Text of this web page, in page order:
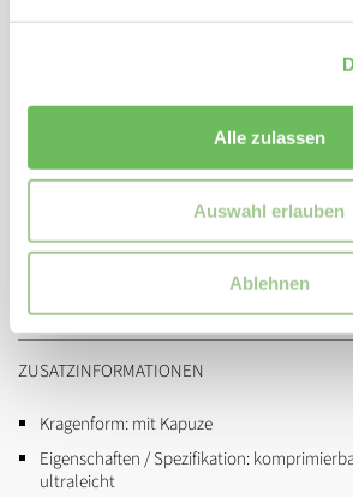
Alle zulassen
Auswahl erlauben
Ablehnen
Seiteneinsätze aus recyceltem Polyester-
Gesticktes P-Logo am Ärmel
Elastischer Abschluss am Saum
Elastische Bündchen
Durchgehender nahtverdeckter YKK-
Kinnschutz
Brusttasche mit Reißverschluss
Offene Taschen vorne
ZUSATZINFORMATIONEN
Kragenform:mit Kapuze
Eigenschaften / Spezifikation:
ultraleicht